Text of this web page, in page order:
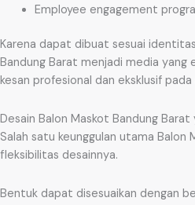
Employee engagement
Karena dapat dibuat sesuai
Bandung Barat menjadi media
kesan profesional dan eksklusif pada
Desain Balon Maskot Bandung
Salah satu keunggulan utama Balon
fleksibilitas desainnya.
Bentuk dapat disesuaikan dengan